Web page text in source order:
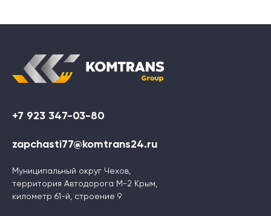
+7 923 347-03-80
zapchasti77@komtrans24.ru
Муниципальный округ Чехов,
территория Автодорога М-2 Крым,
километр 61-й, строение 9